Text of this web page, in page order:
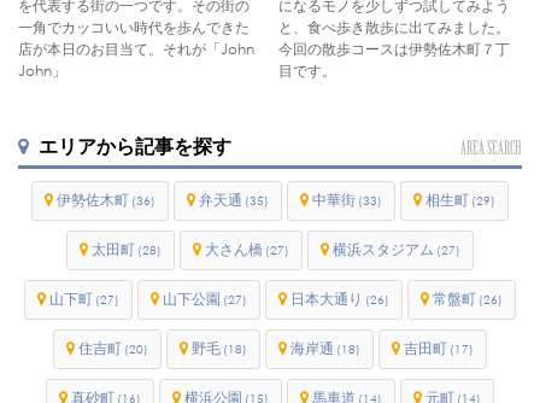
を代表する街の一つです。その街の
一角でカッコいい時代を歩んできた
店が本日のお目当て。それが「John
John」
になるモノを少しずつ試してみよう
と、食べ歩き散歩に出てみました。
今回の散歩コースは伊勢佐木町７丁
目です。
エリアから記事を探す AREA SEARCH
伊勢佐木町 (36) 弁天通 (35) 中華街 (33) 相生町 (29)
太田町 (28) 大さん橋 (27) 横浜スタジアム (27)
山下町 (27) 山下公園 (27) 日本大通り (26) 常盤町 (26)
住吉町 (20) 野毛 (18) 海岸通 (18) 吉田町 (17)
真砂町 (16) 横浜公園 (15) 馬車道 (14) 元町 (14)